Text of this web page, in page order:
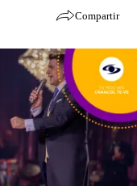
Compartir